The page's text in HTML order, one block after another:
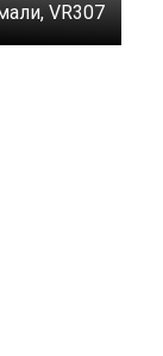
VR307